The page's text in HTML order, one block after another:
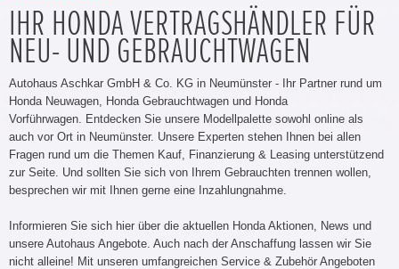
IHR HONDA VERTRAGSHÄNDLER FÜR
NEU- UND GEBRAUCHTWAGEN
Autohaus Aschkar GmbH & Co. KG in Neumünster - Ihr Partner rund um
Honda Neuwagen, Honda Gebrauchtwagen und Honda
Vorführwagen. Entdecken Sie unsere Modellpalette sowohl online als
auch vor Ort in Neumünster. Unsere Experten stehen Ihnen bei allen
Fragen rund um die Themen Kauf, Finanzierung & Leasing unterstützend
zur Seite. Und sollten Sie sich von Ihrem Gebrauchten trennen wollen,
besprechen wir mit Ihnen gerne eine Inzahlungnahme.
Informieren Sie sich hier über die aktuellen Honda Aktionen, News und
unsere Autohaus Angebote. Auch nach der Anschaffung lassen wir Sie
nicht alleine! Mit unseren umfangreichen Service & Zubehör Angeboten